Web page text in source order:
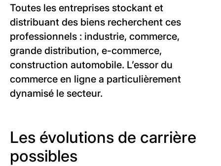
Toutes les entreprises stockant et
distribuant des biens recherchent ces
professionnels : industrie, commerce,
grande distribution, e-commerce,
construction automobile. L’essor du
commerce en ligne a particulièrement
dynamisé le secteur.
Les évolutions de carrière
possibles